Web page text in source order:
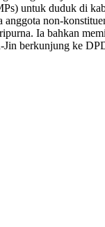
untuk duduk di
non-
Ia bahkan
Jin berkunjung ke